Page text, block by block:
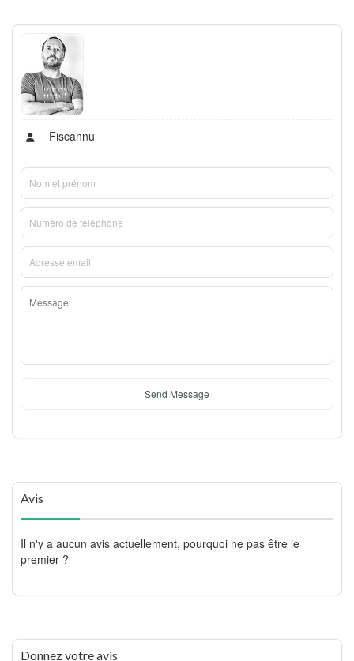
Fiscannu
Send Message
Avis
Il n'y a aucun avis actuellement, pourquoi ne pas être le
premier ?
Donnez votre avis